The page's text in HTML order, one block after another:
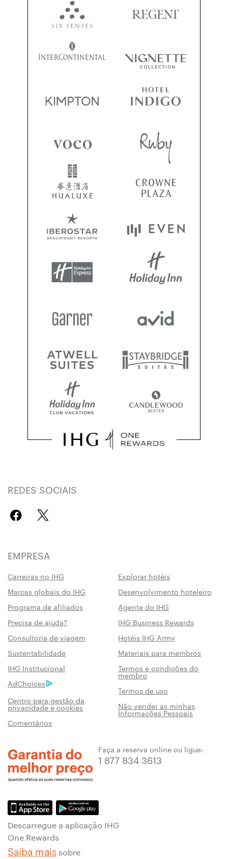
REDES SOCIAIS
EMPRESA
Carreiras no IHG
Explorar hotéis
Marcas globais do IHG
Desenvolvimento hoteleiro
Programa de afiliados
Agente do IHG
Precisa de ajuda?
IHG Business Rewards
Consultoria de viagem
Hotéis IHG Army
Sustentabilidade
Materiais para membros
IHG Institucional
Termos e condições do
membro
AdChoices
Termos de uso
Centro para gestão da
privacidade e cookies Não vender as minhas
Informações Pessoais
Comentários
Faça a reserva online ou ligue:
1 877 834 3613
Descarregue a aplicação IHG
One Rewards
Saiba mais sobre